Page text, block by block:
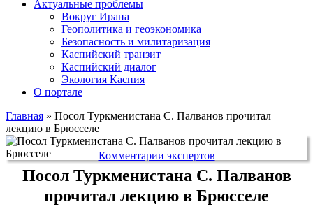
Актуальные проблемы
Вокруг Ирана
Геополитика и геоэкономика
Безопасность и милитаризация
Каспийский транзит
Каспийский диалог
Экология Каспия
О портале
Главная » Посол Туркменистана С. Палванов прочитал
лекцию в Брюсселе
Комментарии экспертов
Посол Туркменистана С. Палванов
прочитал лекцию в Брюсселе